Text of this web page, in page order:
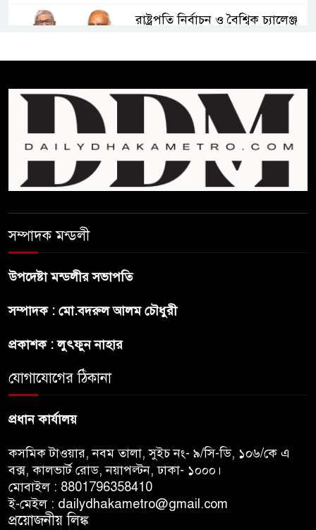
রাষ্ট্রপতি নির্বাচন ও বৈশ্বিক চ্যালেঞ্জ
বেঁচে নিলো বিএনপি
“বাংলাদেশি পাসপোর্ট বলে ওরা
আমাদের হোটলে নেয়নি’
প্রধানমন্ত্রী
সম্পাদক মন্ডলী
উপদেষ্টা মন্ডলীর সভাপতি
সম্পাদক : মো.বদরুল আলম চৌধুরী
প্রকাশক : লুৎফুন নাহার
যোগাযোগের ঠিকানা
প্রধান কার্যালয়
কসমিক টাওয়ার, নবম তালা, সুইচ নং- ৯/সি-ডি, ১০৬/কে এ
বক্স, কালভার্ট রোড, নয়াপল্টন, ঢাকা- ১০০০।
মোবাইল : 8801796358410
ই-মেইল : dailydhakametro@gmail.com
প্রয়োজনীয় লিঙ্ক